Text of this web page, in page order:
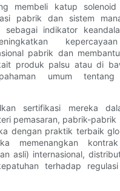
membeli katup
pabrik dan sistem
sebagai indikator
pabrik dan
produk palsu atau di
umum tentang
sertifikasi mereka
pemasaran, pabrik-pabrik
dengan praktik terbaik
memenangkan
asli) internasional,
terhadap